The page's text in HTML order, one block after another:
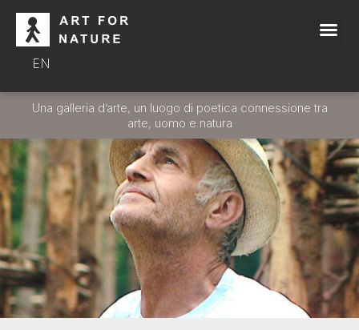
EN
Una galleria d’arte, un luogo di poetica connessione tra
arte, uomo e natura